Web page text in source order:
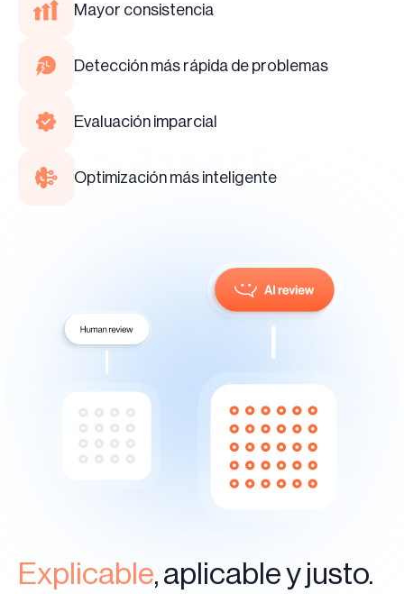
Mayor consistencia
Detección más rápida de problemas
Evaluación imparcial
Optimización más inteligente
Explicable, aplicable y justo.